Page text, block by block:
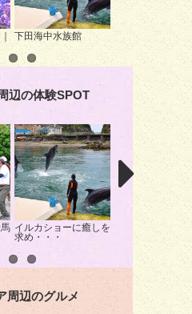
下田海中水族館
恵比須島｜下田
然
辺の体験SPOT
イルカショーに癒しを
求め・・・
ブレンディング
自分だけの香り
周辺のグルメ